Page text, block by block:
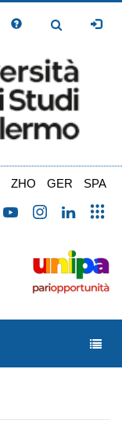
Toggle
ZHO GER SPA